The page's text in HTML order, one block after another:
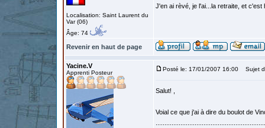
Localisation: Saint Laurent du
Var (06)
Âge: 74
J'en ai rèvé, je l'ai...la retraite, et c'est
Revenir en haut de page
Yacine.V
Apprenti Posteur
Posté le: 17/01/2007 16:00 Sujet
Salut! ,
Voial ce que j'ai à dire du boulot de